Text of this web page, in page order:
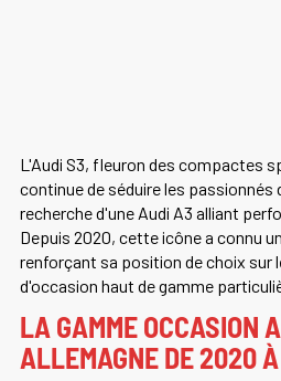
L'Audi S3, fleuron des compactes
continue de séduire les passionnés
recherche d'une Audi A3 alliant
Depuis 2020, cette icône a connu
renforçant sa position de choix sur
d'occasion haut de gamme
LA GAMME OCCASION
ALLEMAGNE DE 2020